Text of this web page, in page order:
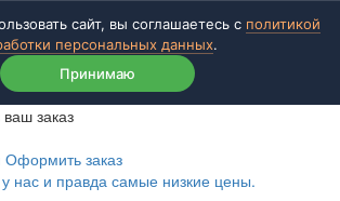
сайт, вы соглашаетесь с политикой
персональных данных.
Принимаю
заказ
Оформить заказ
нас и правда самые низкие цены.